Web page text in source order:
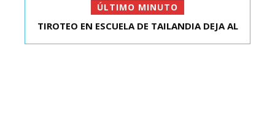
ÚLTIMO MINUTO
HARBOE: “LO QUE SE REQUIERE AHORA ES HACER
TIROTEO EN ESCUELA DE TAILANDIA DEJA AL